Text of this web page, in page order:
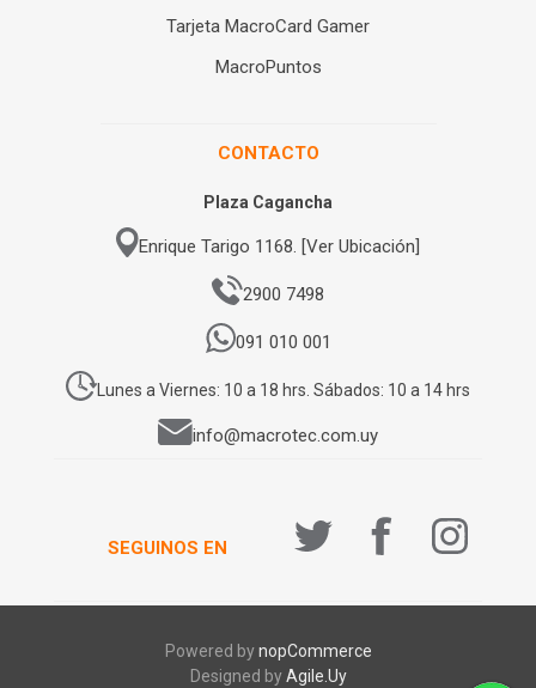
Tarjeta MacroCard Gamer
MacroPuntos
CONTACTO
Plaza Cagancha
Enrique Tarigo 1168. [Ver Ubicación]
2900 7498
091 010 001
Lunes a Viernes: 10 a 18 hrs. Sábados: 10 a 14 hrs
info@macrotec.com.uy
SEGUINOS EN
Powered bynopCommerce
Designed byAgile.Uy